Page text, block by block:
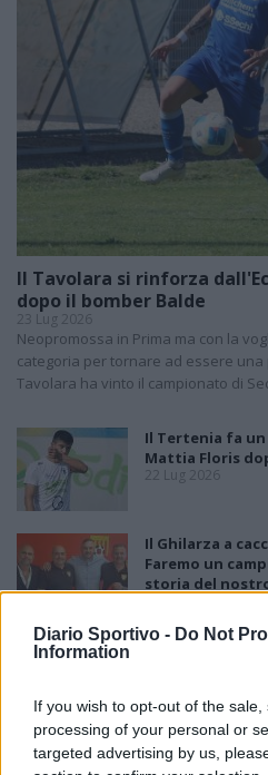
Diario Sportivo - Do Not
Information
If you wish to opt-out of the
processing of your personal or
targeted advertising by us,
Il Tavolara si rinforza
dopo il bomber Balde
23 Lug 2026
Neopromossa in Prima ma con la
categoria per tornare ad essere
Tavolara ha vinto il campionato di
Il Tertenia fa
Mattia Floris
22 Lug 2026
Il Ghilarza a
Faremo un
storia del
Il Pirri si riaffida
2 Giu 2026
Finale playoff: